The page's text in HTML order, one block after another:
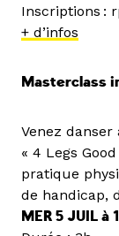
Inscriptions :
+ d’infos
Masterclass
Venez danser
« 4 Legs
pratique
de handicap,
MER 5 JUIL à